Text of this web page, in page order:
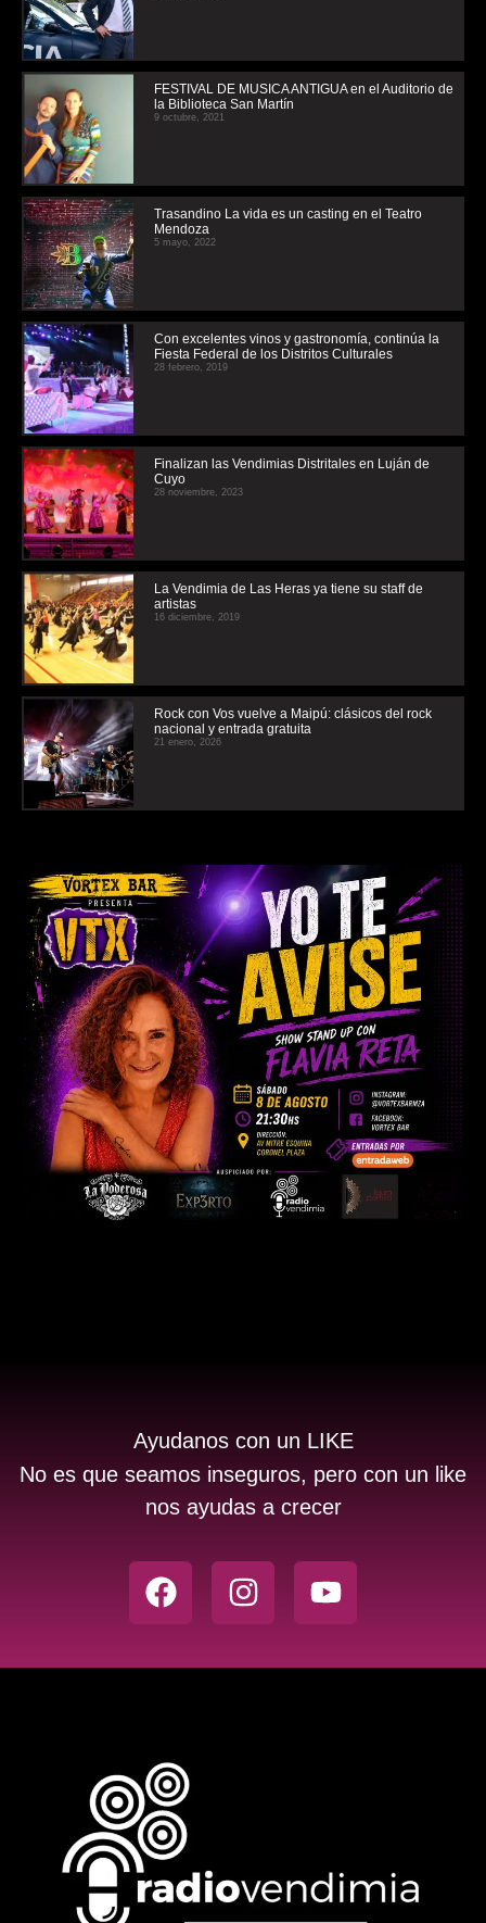
FESTIVAL DE MUSICA ANTIGUA en el Auditorio de
la Biblioteca San Martín
9 octubre, 2021
Trasandino La vida es un casting en el Teatro
Mendoza
5 mayo, 2022
Con excelentes vinos y gastronomía, continúa la
Fiesta Federal de los Distritos Culturales
28 febrero, 2019
Finalizan las Vendimias Distritales en Luján de
Cuyo
28 noviembre, 2023
La Vendimia de Las Heras ya tiene su staff de
artistas
16 diciembre, 2019
Rock con Vos vuelve a Maipú: clásicos del rock
nacional y entrada gratuita
21 enero, 2026
Ayudanos con un LIKE
No es que seamos inseguros, pero con un like
nos ayudas a crecer